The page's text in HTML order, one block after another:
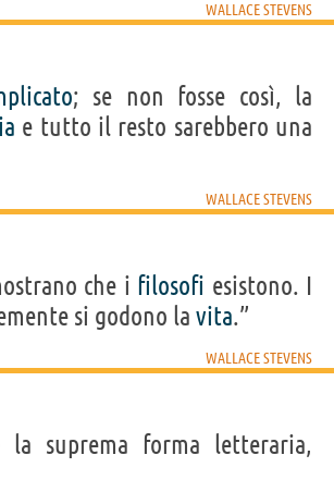
WALLACE STEVENS
; se non fosse così, la
e tutto il resto sarebbero una
WALLACE STEVENS
che i filosofi esistono. I
si godono la vita.”
WALLACE STEVENS
la suprema forma letteraria,